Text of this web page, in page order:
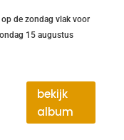
de zondag vlak voor
15 augustus
bekijk
album